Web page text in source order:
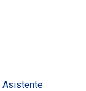
Asistente